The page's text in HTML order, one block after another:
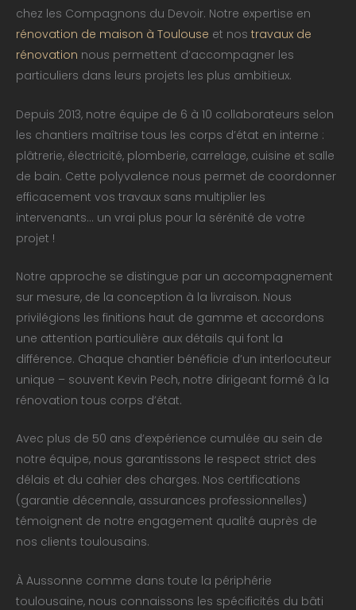
chez les Compagnons du Devoir. Notre expertise en
rénovation de maison à Toulouse et nos travaux de
rénovation nous permettent d’accompagner les
particuliers dans leurs projets les plus ambitieux.
Depuis 2013, notre équipe de 6 à 10 collaborateurs selon
les chantiers maîtrise tous les corps d’état en interne :
plâtrerie, électricité, plomberie, carrelage, cuisine et salle
de bain. Cette polyvalence nous permet de coordonner
efficacement vos travaux sans multiplier les
intervenants… un vrai plus pour la sérénité de votre
projet !
Notre approche se distingue par un accompagnement
sur mesure, de la conception à la livraison. Nous
privilégions les finitions haut de gamme et accordons
une attention particulière aux détails qui font la
différence. Chaque chantier bénéficie d’un interlocuteur
unique – souvent Kevin Pech, notre dirigeant formé à la
rénovation tous corps d’état.
Avec plus de 50 ans d’expérience cumulée au sein de
notre équipe, nous garantissons le respect strict des
délais et du cahier des charges. Nos certifications
(garantie décennale, assurances professionnelles)
témoignent de notre engagement qualité auprès de
nos clients toulousains.
À Aussonne comme dans toute la périphérie
toulousaine, nous connaissons les spécificités du bâti